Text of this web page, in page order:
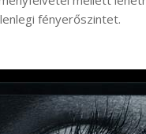
fényerőszintet.